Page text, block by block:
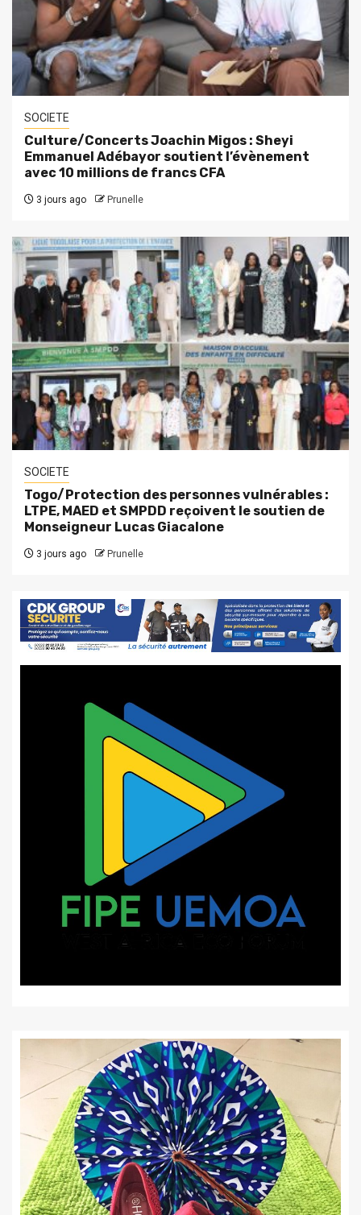
SOCIETE
Culture/Concerts Joachin Migos : Sheyi
Emmanuel Adébayor soutient l’évènement
avec 10 millions de francs CFA
3 jours ago Prunelle
SOCIETE
Togo/Protection des personnes vulnérables :
LTPE, MAED et SMPDD reçoivent le soutien de
Monseigneur Lucas Giacalone
3 jours ago Prunelle